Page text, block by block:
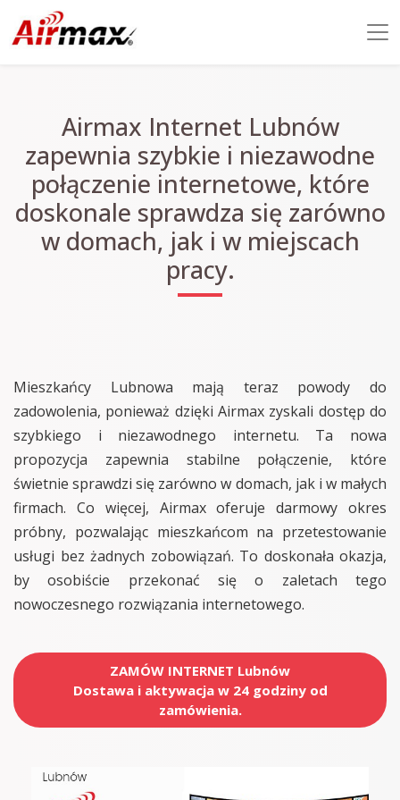
Airmax Internet Lubnów
zapewnia szybkie i niezawodne
połączenie internetowe, które
doskonale sprawdza się zarówno
w domach, jak i w miejscach
pracy.
Mieszkańcy Lubnowa mają teraz powody do
zadowolenia, ponieważ dzięki Airmax zyskali dostęp do
szybkiego i niezawodnego internetu. Ta nowa
propozycja zapewnia stabilne połączenie, które
świetnie sprawdzi się zarówno w domach, jak i w małych
firmach. Co więcej, Airmax oferuje darmowy okres
próbny, pozwalając mieszkańcom na przetestowanie
usługi bez żadnych zobowiązań. To doskonała okazja,
by osobiście przekonać się o zaletach tego
nowoczesnego rozwiązania internetowego.
ZAMÓW INTERNET Lubnów
Dostawa i aktywacja w 24 godziny od
zamówienia.